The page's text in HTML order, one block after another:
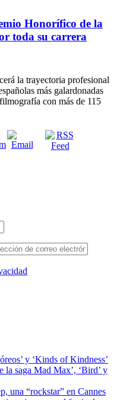
Honorífico de la
toda su carrera
la trayectoria profesional
más galardonadas
con más de 115
y ‘Kinds of Kindness’
la saga Mad Max’, ‘Bird’ y
una “rockstar” en Cannes